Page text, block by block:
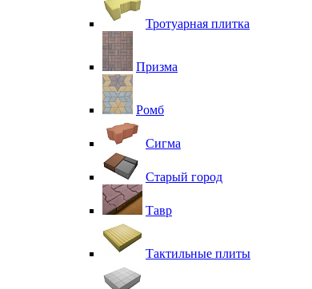
Тротуарная плитка
Призма
Ромб
Сигма
Старый город
Тавр
Тактильные плиты